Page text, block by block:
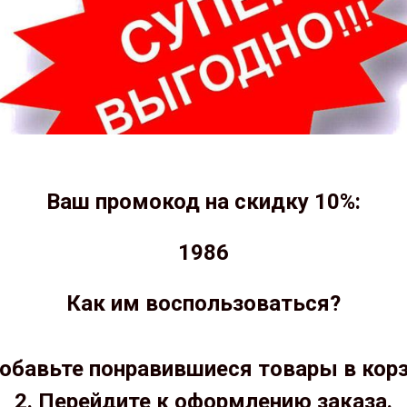
Ваш промокод на скидку 10%:
1986
Как им воспользоваться?
понравившиеся товары в
2. Перейдите к оформлению заказа.